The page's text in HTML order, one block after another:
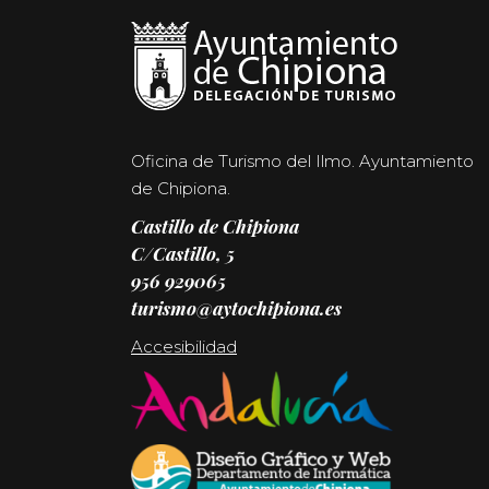
Oficina de Turismo del Ilmo. Ayuntamiento
de Chipiona.
Castillo de Chipiona
C/Castillo, 5
956 929065
turismo@aytochipiona.es
Accesibilidad